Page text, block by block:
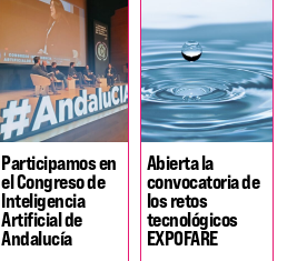
Participamos en
el Congreso de
Inteligencia
Artificial de
Andalucía
Abierta la
convocatoria de
los retos
tecnológicos
EXPOFARE